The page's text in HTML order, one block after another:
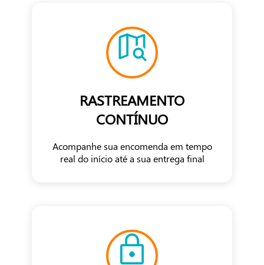
RASTREAMENTO
CONTÍNUO
Acompanhe sua encomenda em tempo
real do início até a sua entrega final